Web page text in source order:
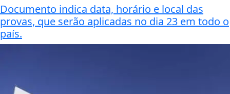
Documento indica data, horário e local das
provas, que serão aplicadas no dia 23 em todo o
país.